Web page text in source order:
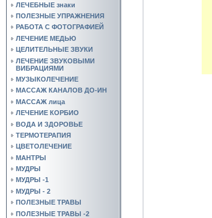
ЛЕЧЕБНЫЕ знаки
ПОЛЕЗНЫЕ УПРАЖНЕНИЯ
РАБОТА С ФОТОГРАФИЕЙ
ЛЕЧЕНИЕ МЕДЬЮ
ЦЕЛИТЕЛЬНЫЕ ЗВУКИ
ЛЕЧЕНИЕ ЗВУКОВЫМИ
ВИБРАЦИЯМИ
МУЗЫКОЛЕЧЕНИЕ
МАССАЖ КАНАЛОВ ДО-ИН
МАССАЖ лица
ЛЕЧЕНИЕ КОРБИО
ВОДА И ЗДОРОВЬЕ
ТЕРМОТЕРАПИЯ
ЦВЕТОЛЕЧЕНИЕ
МАНТРЫ
МУДРЫ
МУДРЫ -1
МУДРЫ - 2
ПОЛЕЗНЫЕ ТРАВЫ
ПОЛЕЗНЫЕ ТРАВЫ -2